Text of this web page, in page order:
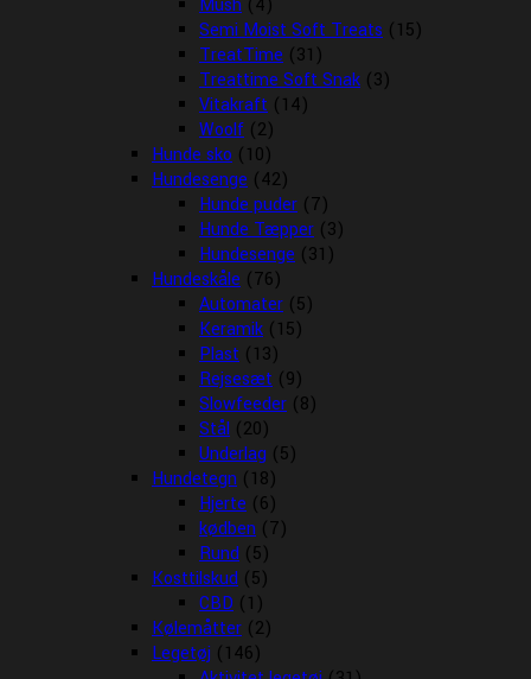
Mush (4)
Semi Moist Soft Treats (15)
TreatTime (31)
Treattime Soft Snak (3)
Vitakraft (14)
Woolf (2)
Hunde sko (10)
Hundesenge (42)
Hunde puder (7)
Hunde Tæpper (3)
Hundesenge (31)
Hundeskåle (76)
Automater (5)
Keramik (15)
Plast (13)
Rejsesæt (9)
Slowfeeder (8)
Stål (20)
Underlag (5)
Hundetegn (18)
Hjerte (6)
kødben (7)
Rund (5)
Kosttilskud (5)
CBD (1)
Kølemåtter (2)
Legetøj (146)